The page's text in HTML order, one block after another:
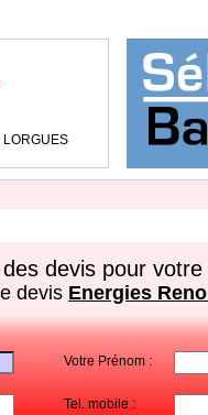
des devis pour votre
devis Energies
Votre Prénom :
Tel. mobile :